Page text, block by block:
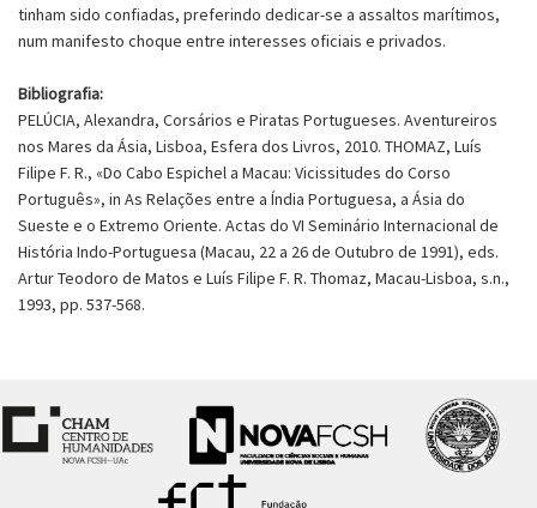
tinham sido confiadas, preferindo dedicar-se a assaltos marítimos,
num manifesto choque entre interesses oficiais e privados.
Bibliografia:
PELÚCIA, Alexandra, Corsários e Piratas Portugueses. Aventureiros
nos Mares da Ásia, Lisboa, Esfera dos Livros, 2010. THOMAZ, Luís
Filipe F. R., «Do Cabo Espichel a Macau: Vicissitudes do Corso
Português», in As Relações entre a Índia Portuguesa, a Ásia do
Sueste e o Extremo Oriente. Actas do VI Seminário Internacional de
História Indo-Portuguesa (Macau, 22 a 26 de Outubro de 1991), eds.
Artur Teodoro de Matos e Luís Filipe F. R. Thomaz, Macau-Lisboa, s.n.,
1993, pp. 537-568.